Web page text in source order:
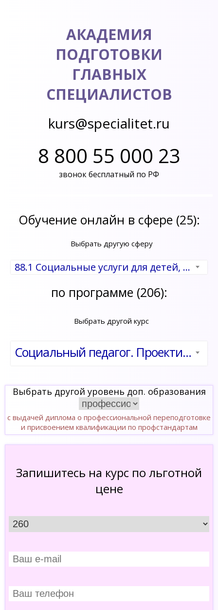
АКАДЕМИЯ
ПОДГОТОВКИ
ГЛАВНЫХ
СПЕЦИАЛИСТОВ
kurs@specialitet.ru
8 800 55 000 23
звонок бесплатный по РФ
Обучение онлайн в сфере (25):
Выбрать другую сферу
88.1 Социальные услуги для детей, престарелых и инвалидов
по программе (206):
Выбрать другой курс
Социальный педагог. Проектирование и реализация социально-педагогической деятельности в соответствии с ФГОС
Выбрать другой уровень доп. образования
с выдачей диплома о профессиональной переподготовке
и присвоением квалификации по профстандартам
Запишитесь на курс по льготной
цене